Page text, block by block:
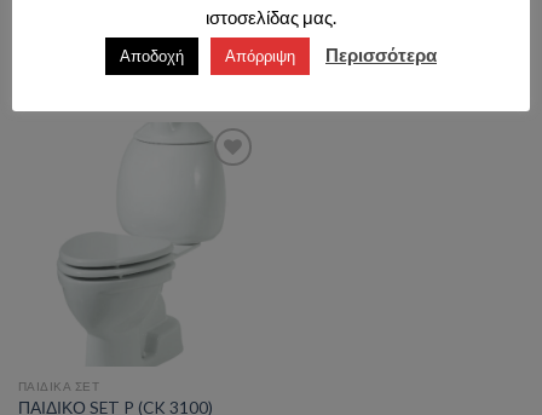
Τιμές διαθέσιμες μόνο με κωδικό
Τιμές διαθέσιμες μόνο με κωδικό
επαγγελματιών.
ΠΑΙΔΙΚΑ ΣΕΤ
ΠΑΙΔΙΚΟ SET P (CK 3100)
ιστοσελίδας μας.
Αποδοχή Απόρριψη Περισσότερα